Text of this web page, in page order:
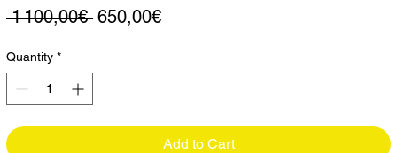
1 100,00€ Regular Price
650,00€Sale Price
Quantity *
Add to Cart